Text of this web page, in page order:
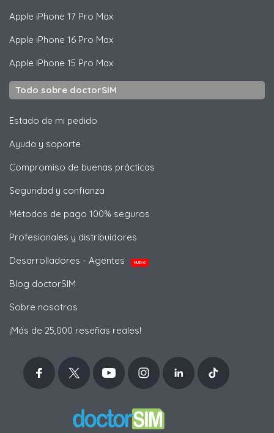
Apple iPhone 17 Pro Max
Apple iPhone 16 Pro Max
Apple iPhone 15 Pro Max
Todo sobre doctorSIM
Estado de mi pedido
Ayuda y soporte
Compromiso de buenas prácticas
Seguridad y confianza
Métodos de pago 100% seguros
Profesionales y distribuidores
Desarrolladores - Agentes
NUEVO
Blog doctorSIM
Sobre nosotros
¡Más de 25,000 reseñas reales!